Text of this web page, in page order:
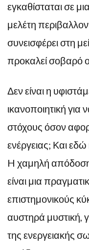
εγκαθίσταται σε
μελέτη
συνεισφέρει στη
προκαλεί σοβαρό
Δεν είναι η
ικανοποιητική για
στόχους όσον
ενέργειας; Και
H χαμηλή
είναι μια
επιστημονικούς
αυστηρά μυστική,
της ενεργειακής